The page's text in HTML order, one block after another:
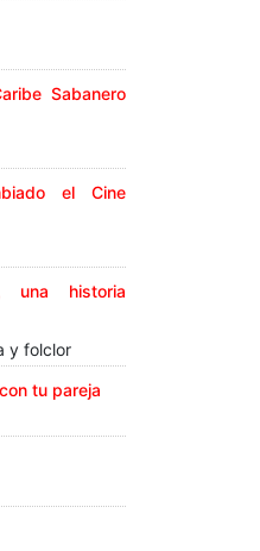
Sabanero
el Cine
una historia
y folclor
tu pareja